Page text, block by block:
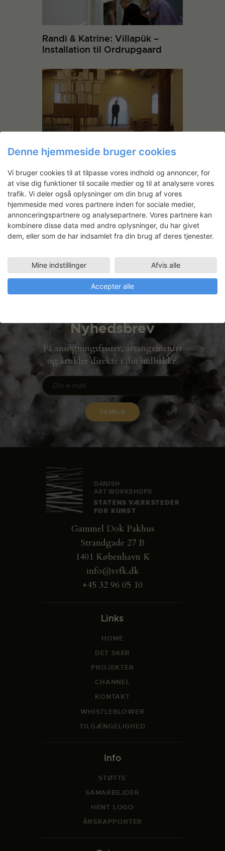
Randi & Katrine: Villapük –
Installation til Ordrupgaard
House for Dreams and Friends
Faciliteter
METALVÆRKSTED
16.04.2013 - 28.06.2013
Nyhedsbrev
Få ansøgningsfrister, arrangementer
og artikler direkte i din indbakke.
Gammel Dok Pakhus
Strandgade 27 B
1401 København K
info@svfk.dk
+45 32 96 05 10
Links
HOME
DET SKER
PROJEKTER
CHANNEL
KONTAKT
WHISTLEBLOWER
TILGÆNGELIGHED
Info
STØTTE
SAMARBEJDER
HENT LOGO
ÅRSRAPPORTER
Denne hjemmeside bruger cookies
Vi bruger cookies til at tilpasse vores indhold og annoncer, for
at vise dig funktioner til socaile medier og til at analysere vores
trafik. Vi deler også oplysninger om din brug af vores
hjemmeside med vores partnere inden for sociale medier,
annonceringspartnere og analysepartnere. Vores partnere kan
kombinere disse data med andre oplysninger, du har givet
dem, eller som de har indsamlet fra din brug af deres tjenester.
Mine indstillinger Afvis alle
Accepter alle